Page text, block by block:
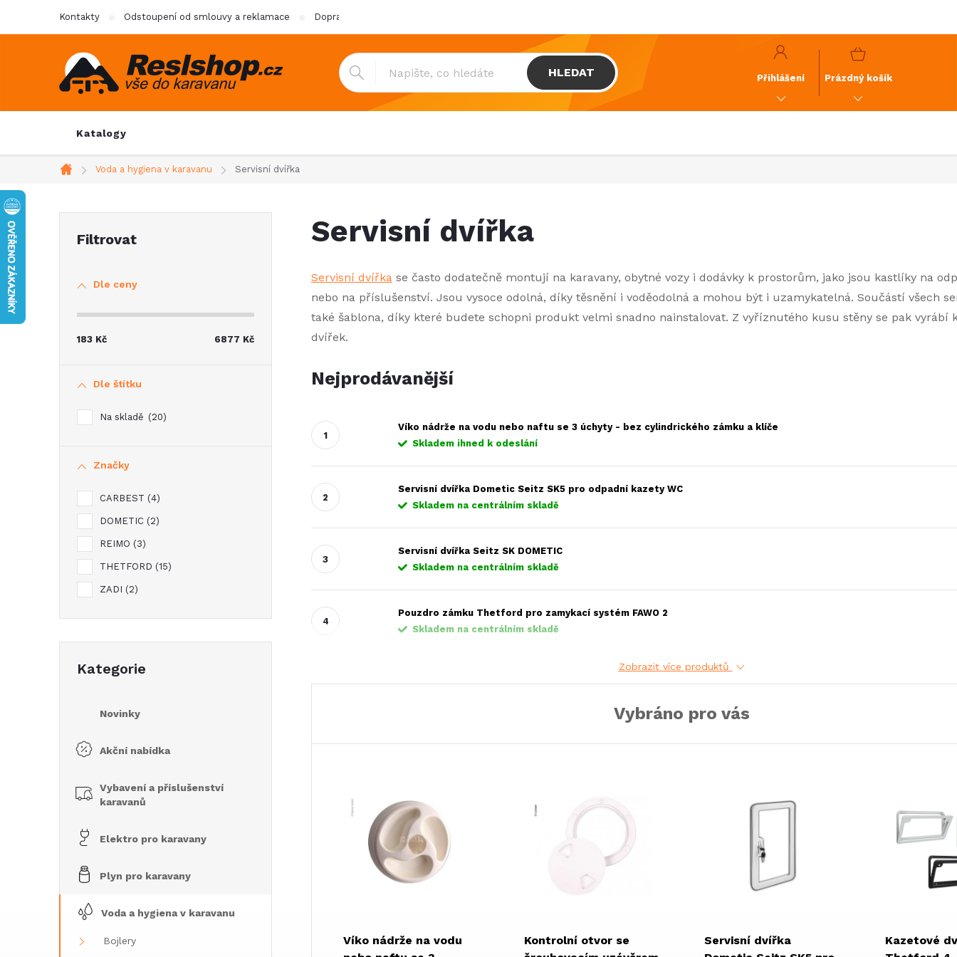
Kontakty Odstoupení od smlouvy a reklamace Doprava & platba
HLEDAT Přihlášení
NÁKUPNÍ
Prázdný košík
Katalogy
Domů
Voda a hygiena v karavanu Servisní dvířka
n
Dle ceny
183 Kč 6877 Kč
Dle štítku
Na skladě 20
Značky
CARBEST 4
DOMETIC 2
REIMO 3
THETFORD 15
ZADI 2
kategorie
Kategorie
Novinky
Akční nabídka
Vybavení a příslušenství
karavanů
Elektro pro karavany
Plyn pro karavany
Voda a hygiena v karavanu
Bojlery
Servisní dvířka
Servisní dvířka se často dodatečně montují na karavany, obytné vozy i dodávky k prostorům, jako jsou kastlíky na
nebo na příslušenství. Jsou vysoce odolná, díky těsnění i voděodolná a mohou být i uzamykatelná. Součástí všech
také šablona, díky které budete schopni produkt velmi snadno nainstalovat. Z vyříznutého kusu stěny se pak vyrábí
dvířek.
Nejprodávanější
Víko nádrže na vodu nebo naftu se 3 úchyty - bez cylindrického zámku a klíče
Skladem ihned k odeslání
Servisní dvířka Dometic Seitz SK5 pro odpadní kazety WC
Skladem na centrálním skladě
Servisní dvířka Seitz SK DOMETIC
Skladem na centrálním skladě
Pouzdro zámku Thetford pro zamykací systém FAWO 2
Skladem na centrálním skladě
Zobrazit více produktů
Vybráno pro vás
Víko nádrže na vodu
Kontrolní otvor se
Servisní dvířka
Kazetové